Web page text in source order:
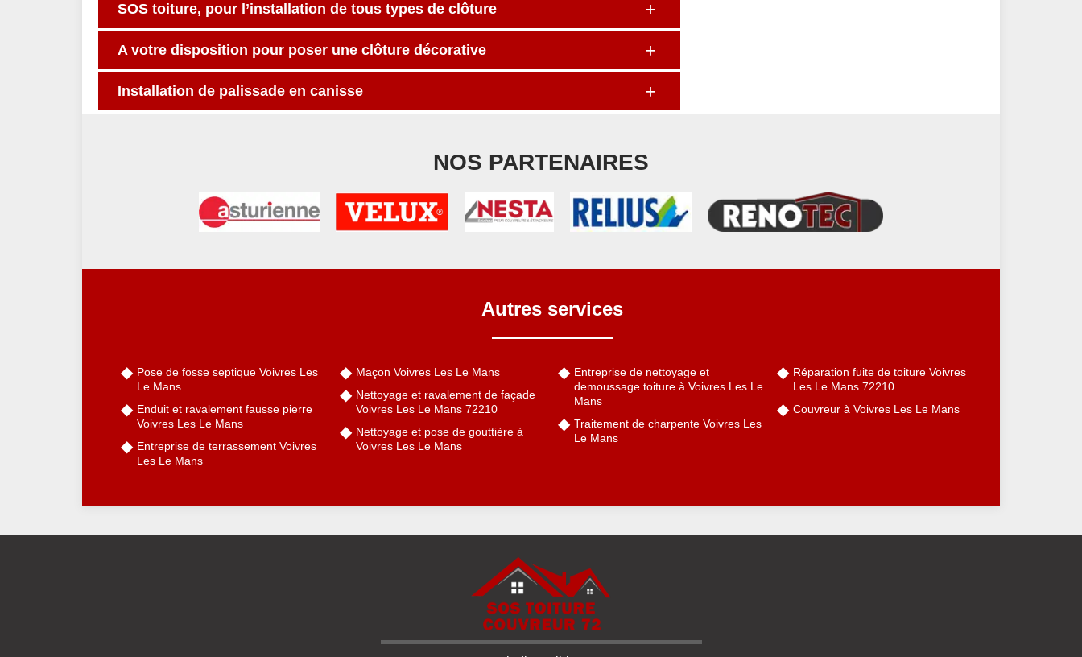
SOS toiture, pour l’installation de tous types de clôture
A votre disposition pour poser une clôture décorative
Installation de palissade en canisse
NOS PARTENAIRES
Autres services
Pose de fosse septique Voivres Les
Le Mans
Enduit et ravalement fausse pierre
Voivres Les Le Mans
Entreprise de terrassement Voivres
Les Le Mans
Maçon Voivres Les Le Mans
Nettoyage et ravalement de façade
Voivres Les Le Mans 72210
Nettoyage et pose de gouttière à
Voivres Les Le Mans
Entreprise de nettoyage et
demoussage toiture à Voivres Les Le
Mans
Traitement de charpente Voivres Les
Le Mans
Réparation fuite de toiture Voivres
Les Le Mans 72210
Couvreur à Voivres Les Le Mans